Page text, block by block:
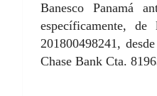
Banesco Panamá
específicamente,
201800498241,
Chase Bank Cta.